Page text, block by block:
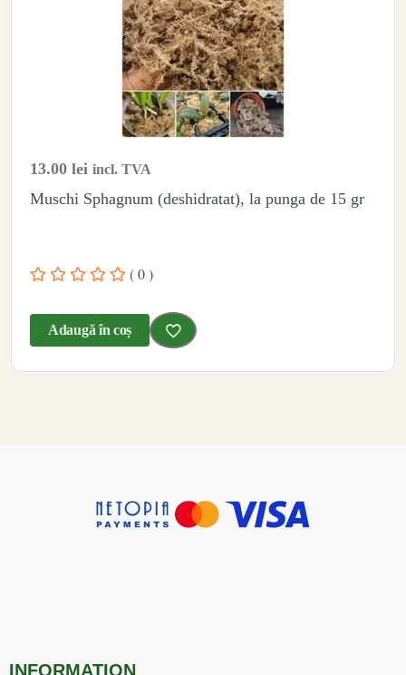
13.00 lei incl. TVA
Muschi Sphagnum (deshidratat), la punga de 15 gr
( 0 )
Adaugă în coș
INFORMATION